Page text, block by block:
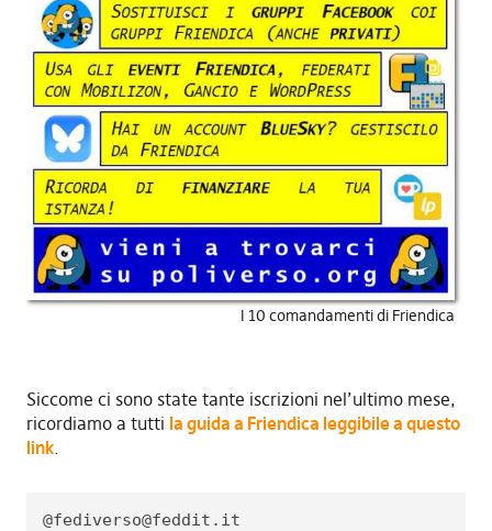
I 10 comandamenti di Friendica
Siccome ci sono state tante iscrizioni nel’ultimo mese,
ricordiamo a tutti la guida a Friendica leggibile a questo
link.
@fediverso@feddit.it